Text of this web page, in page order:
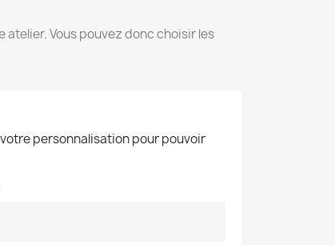
Vous pouvez donc choisir les
personnalisation pour pouvoir